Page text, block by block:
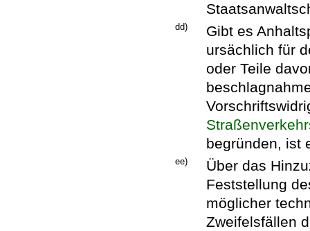
dd)
Gibt es
ursächlich für
oder Teile
begründen, ist
ee)
Über das
Feststellung
möglicher
Zweifelsfällen